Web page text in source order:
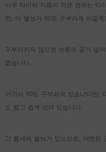
너무 타이어 지름이 작은 경우는 타
만, 이 밸브가 90도 구부러져 바깥
구부러지지 않으면 보통의 공기 넣
없습니다.
거기서 90도 구부러져 있습니다만,
도 짧고 좁게 섞여 있습니다.
그 틈새에 밸브가 있으므로, 어쨌든